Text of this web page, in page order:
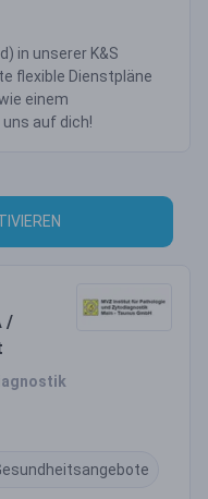
in unserer K&S
flexible Dienstpläne
einem
auf dich!
/